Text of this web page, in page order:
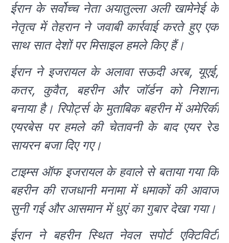
ईरान के सर्वोच्च नेता अयातुल्ला अली खामेनेई के
नेतृत्व में तेहरान ने जवाबी कार्रवाई करते हुए एक
साथ सात देशों पर मिसाइल हमले किए हैं।
ईरान ने इजरायल के अलावा सऊदी अरब, यूएई,
कतर, कुवैत, बहरीन और जॉर्डन को निशाना
बनाया है। रिपोर्ट्स के मुताबिक बहरीन में अमेरिकी
एयरबेस पर हमले की चेतावनी के बाद एयर रेड
सायरन बजा दिए गए।
टाइम्स ऑफ इजरायल के हवाले से बताया गया कि
बहरीन की राजधानी मनामा में धमाकों की आवाज
सुनी गई और आसमान में धुएं का गुबार देखा गया।
ईरान ने बहरीन स्थित नेवल सपोर्ट एक्टिविटी